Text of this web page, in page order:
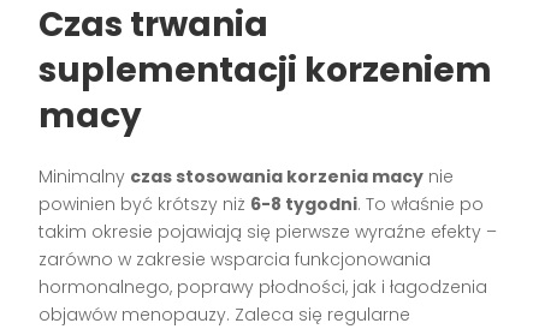
Czas trwania
suplementacji korzeniem
macy
Minimalny czas stosowania korzenia macy nie
powinien być krótszy niż 6-8 tygodni. To właśnie po
takim okresie pojawiają się pierwsze wyraźne efekty –
zarówno w zakresie wsparcia funkcjonowania
hormonalnego, poprawy płodności, jak i łagodzenia
objawów menopauzy. Zaleca się regularne